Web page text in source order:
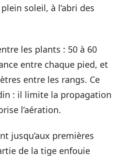
soleil, à l’abri des
les plants : 50 à 60
entre chaque pied, et
entre les rangs. Ce
: il limite la propagation
l’aération.
jusqu’aux premières
de la tige enfouie